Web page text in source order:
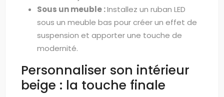
Sous un meuble :Installez un ruban LED
sous un meuble bas pour créer un effet de
suspension et apporter une touche de
modernité.
Personnaliser son intérieur
beige : la touche finale